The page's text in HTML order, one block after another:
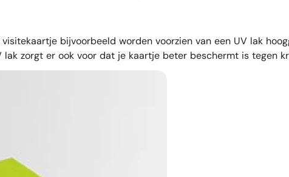
bijvoorbeeld worden voorzien van een UV lak
zorgt er ook voor dat je kaartje beter beschermt is tegen